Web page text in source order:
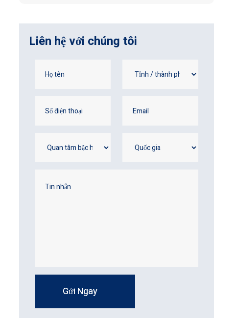
Liên hệ với chúng tôi
Gửi Ngay